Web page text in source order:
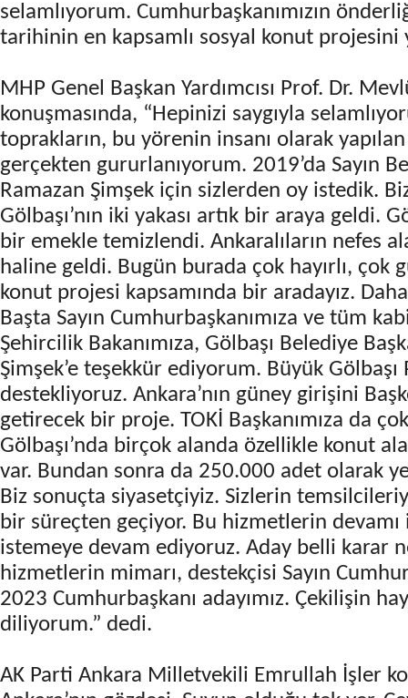
selamlıyorum. Cumhurbaşkanımızın
tarihinin en kapsamlı sosyal konut projesini
MHP Genel Başkan Yardımcısı Prof. Dr.
konuşmasında, “Hepinizi saygıyla
toprakların, bu yörenin insanı olarak
gerçekten gururlanıyorum. 2019’da Sayın
Ramazan Şimşek için sizlerden oy istedik.
Gölbaşı’nın iki yakası artık bir araya geldi.
bir emekle temizlendi. Ankaralıların nefes
haline geldi. Bugün burada çok hayırlı, çok
konut projesi kapsamında bir aradayız.
Başta Sayın Cumhurbaşkanımıza ve tüm
Şehircilik Bakanımıza, Gölbaşı Belediye
Şimşek’e teşekkür ediyorum. Büyük Gölbaşı
destekliyoruz. Ankara’nın güney girişini
getirecek bir proje. TOKİ Başkanımıza da
Gölbaşı’nda birçok alanda özellikle konut
var. Bundan sonra da 250.000 adet olarak
Biz sonuçta siyasetçiyiz. Sizlerin
bir süreçten geçiyor. Bu hizmetlerin
istemeye devam ediyoruz. Aday belli karar
hizmetlerin mimarı, destekçisi Sayın
2023 Cumhurbaşkanı adayımız. Çekilişin
diliyorum.” dedi.
AK Parti Ankara Milletvekili Emrullah İşler